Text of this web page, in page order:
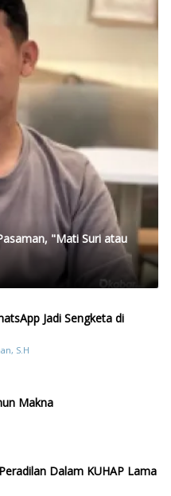
"Mati Suri atau
Jadi Sengketa di
S.H
Makna
Dalam KUHAP Lama